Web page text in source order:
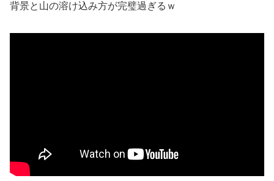
背景と山の溶け込み方が完璧過ぎるｗ